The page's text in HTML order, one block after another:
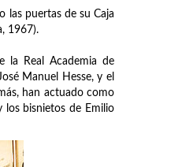
las puertas de su Caja
1967).
la Real Academia de
Manuel Hesse, y el
han actuado como
los bisnietos de Emilio